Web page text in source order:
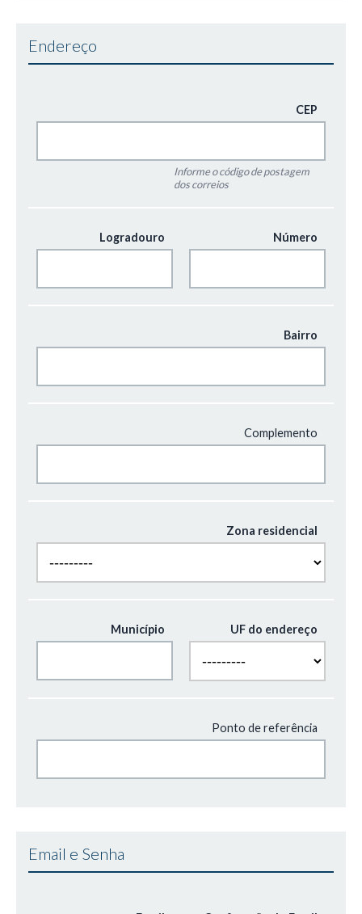
Endereço
CEP
Informe o código de postagem
dos correios
Logradouro Número
Bairro
Complemento
Zona residencial
Município UF do endereço
Ponto de referência
Email e Senha